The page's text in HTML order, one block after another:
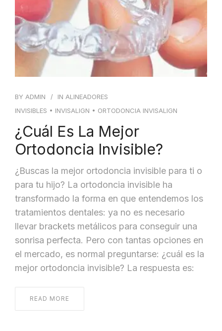
BY ADMIN IN ALINEADORES
INVISIBLES • INVISALIGN • ORTODONCIA INVISALIGN
¿Cuál Es La Mejor
Ortodoncia Invisible?
¿Buscas la mejor ortodoncia invisible para ti o
para tu hijo? La ortodoncia invisible ha
transformado la forma en que entendemos los
tratamientos dentales: ya no es necesario
llevar brackets metálicos para conseguir una
sonrisa perfecta. Pero con tantas opciones en
el mercado, es normal preguntarse: ¿cuál es la
mejor ortodoncia invisible? La respuesta es:
READ MORE